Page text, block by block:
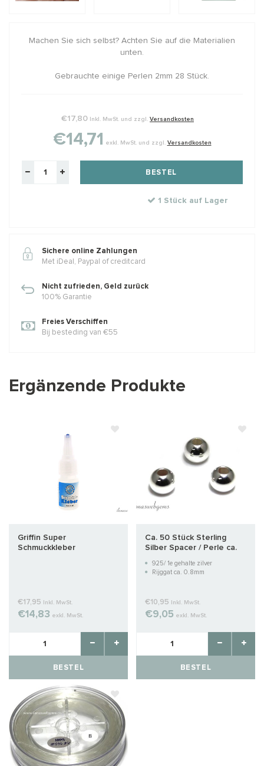
Machen Sie sich selbst? Achten Sie auf die Materialien
unten.
Gebrauchte einige Perlen 2mm 28 Stück.
€17,80 Inkl. MwSt. und zzgl. Versandkosten
€14,71 exkl. MwSt. und zzgl. Versandkosten
BESTEL
1 Stück auf Lager
Sichere online Zahlungen
Met iDeal, Paypal of creditcard
Nicht zufrieden, Geld zurück
100% Garantie
Freies Verschiffen
Bij besteding van €55
Ergänzende Produkte
Griffin Super
Schmuckkleber
€17,95 Inkl. MwSt.
€14,83 exkl. MwSt.
BESTEL
Ca. 50 Stück Sterling
Silber Spacer / Perle ca.
925/ 1e gehalte zilver
Rijggat ca. 0.8mm
€10,95 Inkl. MwSt.
€9,05 exkl. MwSt.
BESTEL